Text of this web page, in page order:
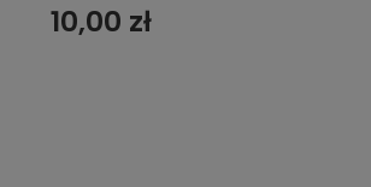
10,00 zł